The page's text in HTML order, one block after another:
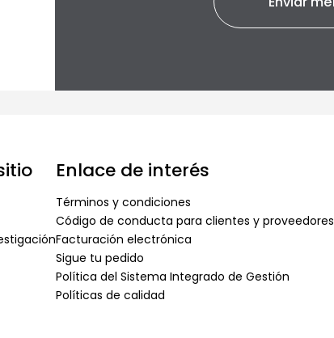
Enlace de interés
Términos y condiciones
Código de conducta para clientes y proveedores
Facturación electrónica
Sigue tu pedido
Política del Sistema Integrado de Gestión
Políticas de calidad